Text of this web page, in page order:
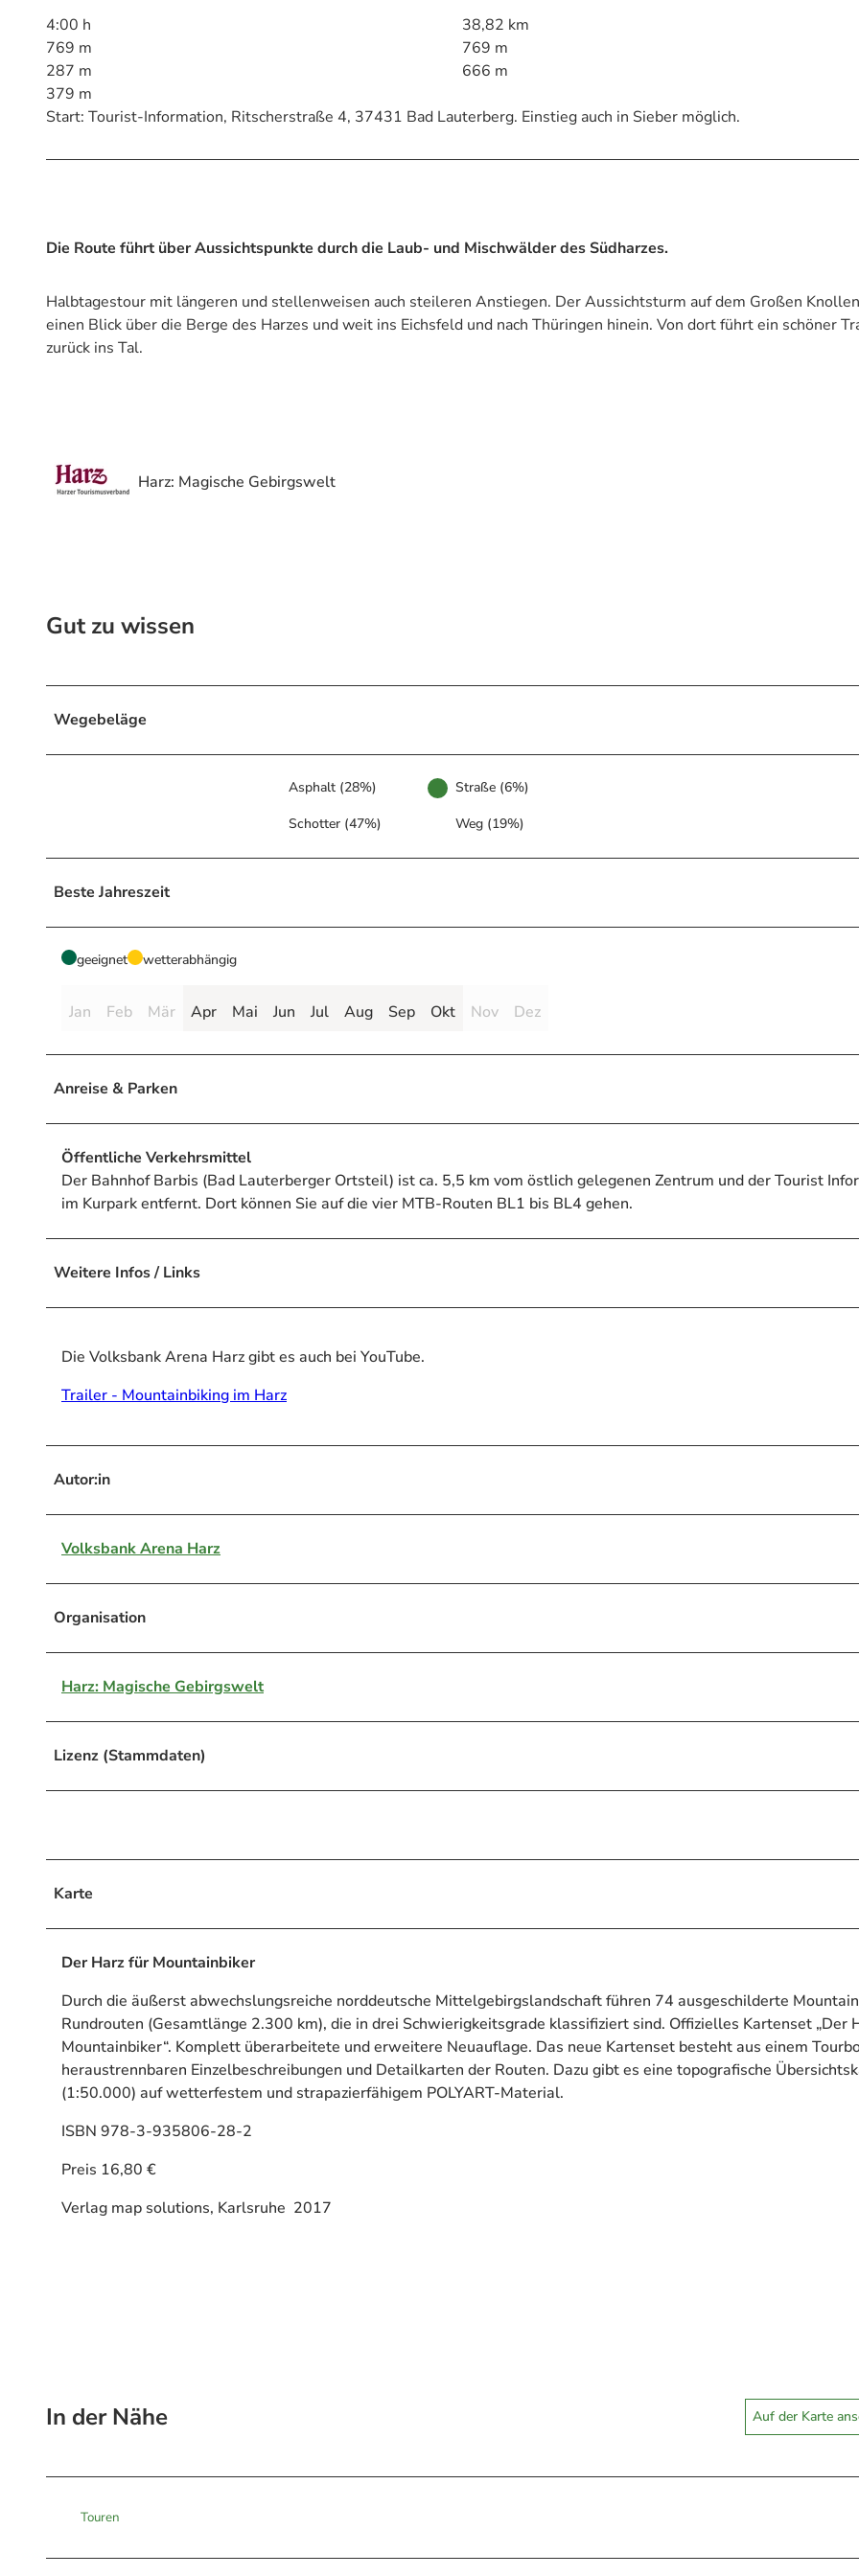
4:00 h
38,82 km
769 m
769 m
287 m
666 m
379 m
Start: Tourist-Information, Ritscherstraße 4, 37431 Bad Lauterberg. Einstieg auch in Sieber möglich.
Die Route führt über Aussichtspunkte durch die Laub- und Mischwälder des Südharzes.
Halbtagestour mit längeren und stellenweisen auch steileren Anstiegen. Der Aussichtsturm auf dem Großen
einen Blick über die Berge des Harzes und weit ins Eichsfeld und nach Thüringen hinein. Von dort führt ein schöner
zurück ins Tal.
Harz: Magische Gebirgswelt
Gut zu wissen
Wegebeläge
Asphalt (28%) Straße (6%)
Schotter (47%) Weg (19%)
Beste Jahreszeit
geeignet wetterabhängig
Jan Feb Mär Apr Mai Jun Jul Aug Sep Okt Nov Dez
Anreise & Parken
Öffentliche Verkehrsmittel
Der Bahnhof Barbis (Bad Lauterberger Ortsteil) ist ca. 5,5 km vom östlich gelegenen Zentrum und der Tourist
im Kurpark entfernt. Dort können Sie auf die vier MTB-Routen BL1 bis BL4 gehen.
Weitere Infos / Links
Die Volksbank Arena Harz gibt es auch bei YouTube.
Trailer - Mountainbiking im Harz
Autor:in
Volksbank Arena Harz
Organisation
Harz: Magische Gebirgswelt
Lizenz (Stammdaten)
Karte
Der Harz für Mountainbiker
Durch die äußerst abwechslungsreiche norddeutsche Mittelgebirgslandschaft führen 74 ausgeschilderte
Rundrouten (Gesamtlänge 2.300 km), die in drei Schwierigkeitsgrade klassifiziert sind. Offizielles Kartenset „Der
Mountainbiker“. Komplett überarbeitete und erweitere Neuauflage. Das neue Kartenset besteht aus einem
heraustrennbaren Einzelbeschreibungen und Detailkarten der Routen. Dazu gibt es eine topografische
(1:50.000) auf wetterfestem und strapazierfähigem POLYART-Material.
ISBN 978-3-935806-28-2
Preis 16,80 €
Verlag map solutions, Karlsruhe 2017
In der Nähe Auf der Karte
Touren